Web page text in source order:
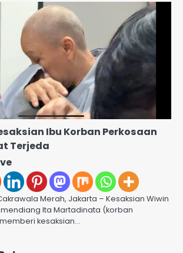
Ibu Korban Perkosaan
Terjeda
Merah, Jakarta – Kesaksian Wiwin
Ita Martadinata (korban
kesaksian…